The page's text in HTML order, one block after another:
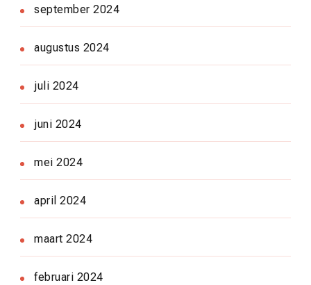
september 2024
augustus 2024
juli 2024
juni 2024
mei 2024
april 2024
maart 2024
februari 2024